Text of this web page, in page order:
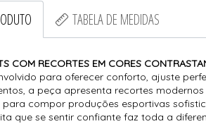
TABELA DE MEDIDAS
COM RECORTES EM CORES
para oferecer conforto, ajuste
a peça apresenta recortes
para compor produções esportivas
que se sentir confiante faz toda a